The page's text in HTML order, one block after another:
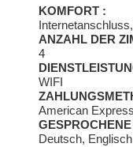
alte, renovierte
Erdgeschosses.
TARIFE:
Doppelzimmer:
KOMFORT :
ANZAHL DER
4
WIFI
American
Deutsch, Englisch